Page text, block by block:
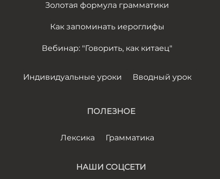
Золотая формула грамматики
Как запоминать иероглифы
Вебинар: "Говорить, как китаец"
Индивидуальные уроки Вводный урок
ПОЛЕЗНОЕ
Лексика Грамматика
НАШИ СОЦСЕТИ